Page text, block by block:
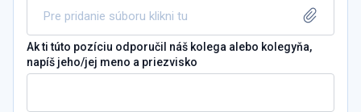
Pre pridanie súboru klikni tu
Ak ti túto pozíciu odporučil náš kolega alebo kolegyňa,
napíš jeho/jej meno a priezvisko